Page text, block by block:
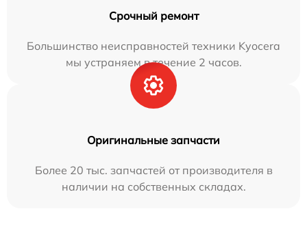
Срочный ремонт
Большинство неисправностей техники Kyocera
мы устраняем в течение 2 часов.
Оригинальные запчасти
Более 20 тыс. запчастей от производителя в
наличии на собственных складах.